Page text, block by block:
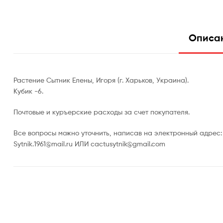
Растение Сытник Елены, Игоря (г. Харьков, Украина).
Кубик -6.
Почтовые и куръерские расходы за счет покупателя.
Все вопросы можно уточнить, написав на электронный адрес:
Sytnik.1961@mail.ru ИЛИ cactusytnik@gmail.com